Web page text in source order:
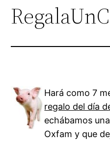
Hará como 7
regalo del día
echábamos
Oxfam y que